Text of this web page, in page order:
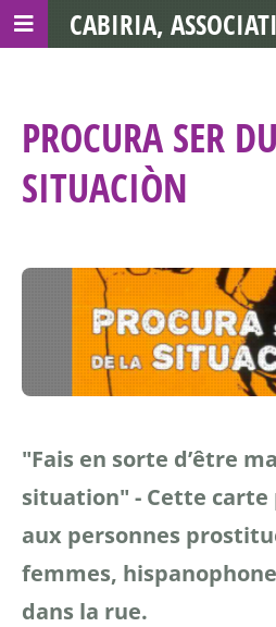
PROCURA SER
SITUACIÒN
"Fais en sorte d’être
situation" - Cette carte
aux personnes
femmes,
dans la rue.
CABIRIA,